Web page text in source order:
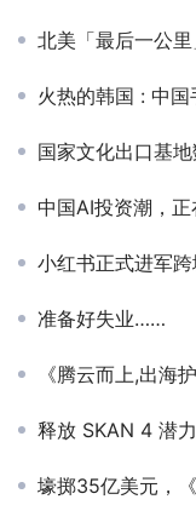
北美「最后一公
火热的韩国 : 中国手
国家文化出口基地数字文
中国AI投资潮，正
小红书正式进军
准备好失业……
《腾云而上,出海护航---腾讯云
释放 SKAN 4 潜
壕掷35亿美元，《精